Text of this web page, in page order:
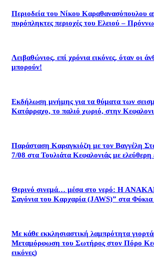
Περιοδεία του Νίκου Καραθανασόπουλου
πυρόπληκτες περιοχές του Ελειού –
Λειβαθώνιος, επί χρόνια εικόνες, όταν οι
μπορούν!
Εκδήλωση μνήμης για τα θύματα των
Κατάρραχο, το παλιό χωριό, στην
Παράσταση Καραγκιόζη με τον Βαγγέλη
7/08 στα Τουλιάτα Κεφαλονιάς με ελεύθερη
Θερινό σινεμά… μέσα στο νερό: Η
Σαγόνια του Καρχαρία (JAWS)” στα Φύκια
Με κάθε εκκλησιαστική λαμπρότητα
Μεταμόρφωση του Σωτήρος στον Πόρο
εικόνες)